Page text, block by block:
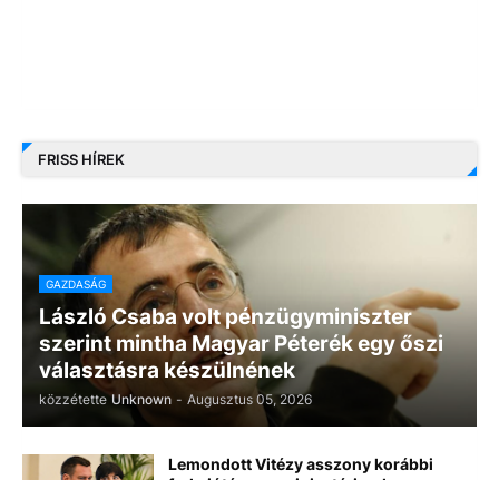
FRISS HÍREK
GAZDASÁG
László Csaba volt pénzügyminiszter
szerint mintha Magyar Péterék egy őszi
választásra készülnének
közzétette Unknown - Augusztus 05, 2026
Lemondott Vitézy asszony korábbi